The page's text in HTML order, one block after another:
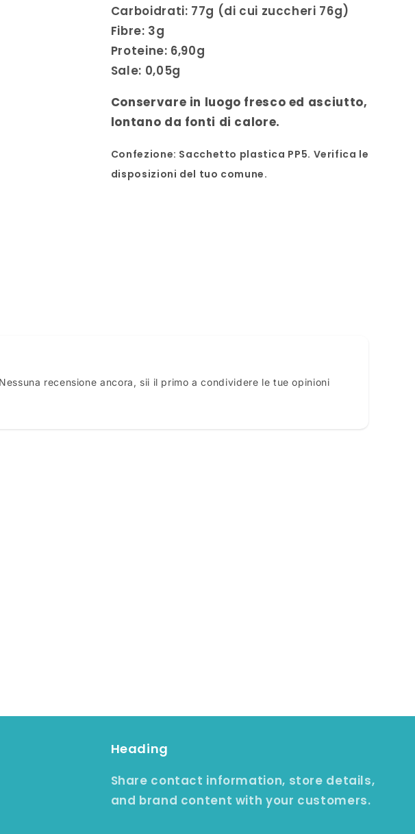
Carboidrati: 77g (di cui zuccheri 76g)
Fibre: 3g
Proteine: 6,90g
Sale: 0,05g
Conservare in luogo fresco ed asciutto,
lontano da fonti di calore.
Confezione: Sacchetto plastica PP5. Verifica le
disposizioni del tuo comune.
Nessuna recensione ancora, sii il primo a condividere le tue opinioni
Heading
Share contact information, store details,
and brand content with your customers.